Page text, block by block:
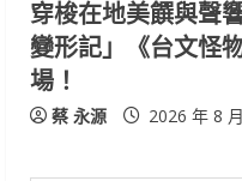
穿梭在地美饌與聲
變形記」《台文怪
場！
蔡 永源 2026 年 8